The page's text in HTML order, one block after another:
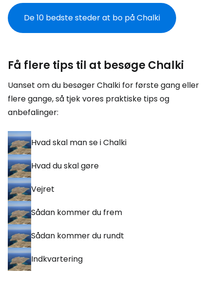
De 10 bedste steder at bo på Chalki
Få flere tips til at besøge Chalki
Uanset om du besøger Chalki for første gang eller
flere gange, så tjek vores praktiske tips og
anbefalinger:
Hvad skal man se i Chalki
Hvad du skal gøre
Vejret
Sådan kommer du frem
Sådan kommer du rundt
Indkvartering